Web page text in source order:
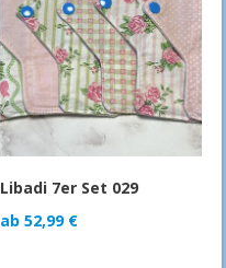
Libadi 7er Set 029
ab 52,99 €